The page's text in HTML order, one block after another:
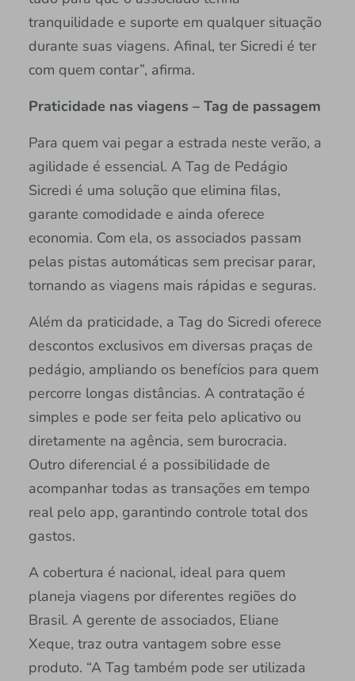
tranquilidade e suporte em qualquer situação
durante suas viagens. Afinal, ter Sicredi é ter
com quem contar”, afirma.
Praticidade nas viagens – Tag de passagem
Para quem vai pegar a estrada neste verão, a
agilidade é essencial. A Tag de Pedágio
Sicredi é uma solução que elimina filas,
garante comodidade e ainda oferece
economia. Com ela, os associados passam
pelas pistas automáticas sem precisar parar,
tornando as viagens mais rápidas e seguras.
Além da praticidade, a Tag do Sicredi oferece
descontos exclusivos em diversas praças de
pedágio, ampliando os benefícios para quem
percorre longas distâncias. A contratação é
simples e pode ser feita pelo aplicativo ou
diretamente na agência, sem burocracia.
Outro diferencial é a possibilidade de
acompanhar todas as transações em tempo
real pelo app, garantindo controle total dos
gastos.
A cobertura é nacional, ideal para quem
planeja viagens por diferentes regiões do
Brasil. A gerente de associados, Eliane
Xeque, traz outra vantagem sobre esse
produto. “A Tag também pode ser utilizada